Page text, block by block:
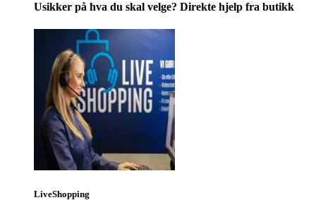
Usikker på hva du skal velge? Direkte hjelp fra butikk
LiveShopping